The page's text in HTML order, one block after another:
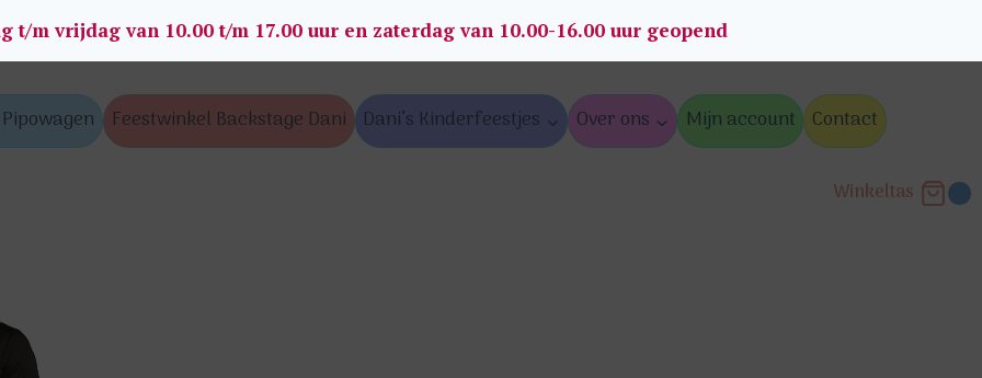
t/m vrijdag van 10.00 t/m 17.00 uur en zaterdag van 10.00-16.00 uur geopend
Pipowagen Feestwinkel Backstage Dani Dani’s Kinderfeestjes Over ons Mijn account Contact
Winkeltas